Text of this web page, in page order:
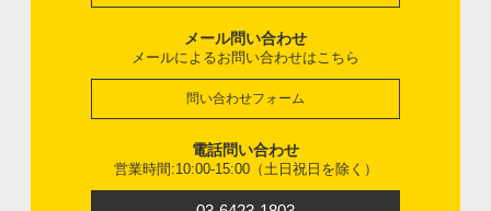
メール問い合わせ
メールによるお問い合わせはこちら
問い合わせフォーム
電話問い合わせ
営業時間:10:00-15:00（土日祝日を除く）